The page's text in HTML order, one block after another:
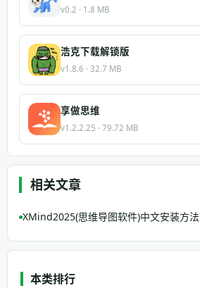
v0.2 · 1.8 MB
浩克下载解锁版
v1.8.6 · 32.7 MB
享做思维
v1.2.2.25 · 79.72 MB
相关文章
XMind2025(思维导图软件)中文安装方法
本类排行